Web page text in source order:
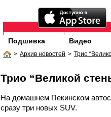
Подшивка Видео
> Архив новостей > Трио
Трио “Великой
На домашнем Пекинском
сразу три новых SUV.